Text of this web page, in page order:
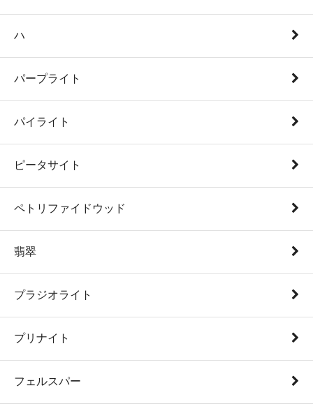
ハ
パープライト
パイライト
ピータサイト
ペトリファイドウッド
翡翠
プラジオライト
プリナイト
フェルスパー